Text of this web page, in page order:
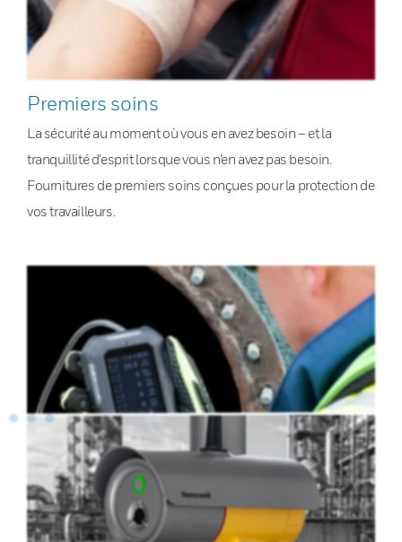
Premiers soins
La sécurité au moment où vous en avez besoin – et la
tranquillité d’esprit lorsque vous n’en avez pas besoin.
Fournitures de premiers soins conçues pour la protection de
vos travailleurs.